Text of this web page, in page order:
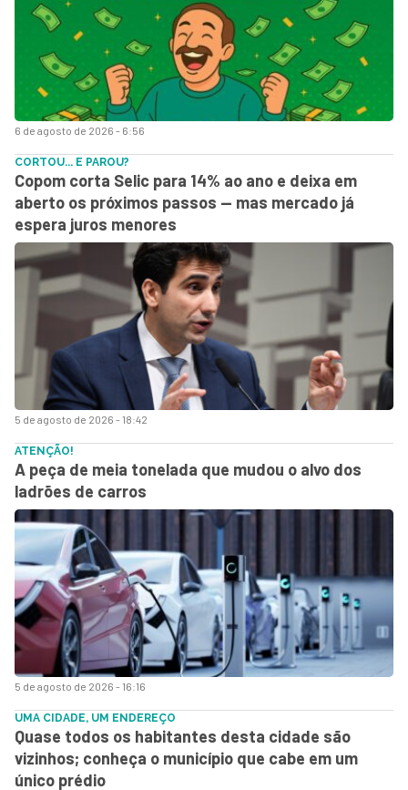
6 de agosto de 2026 - 6:56
5 de agosto de 2026 - 18:42
CORTOU... E PAROU?
Copom corta Selic para 14% ao ano e deixa em
aberto os próximos passos — mas mercado já
espera juros menores
5 de agosto de 2026 - 16:16
ATENÇÃO!
A peça de meia tonelada que mudou o alvo dos
ladrões de carros
UMA CIDADE, UM ENDEREÇO
Quase todos os habitantes desta cidade são
vizinhos; conheça o município que cabe em um
único prédio